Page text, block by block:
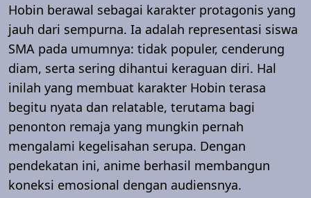
Hobin berawal sebagai karakter protagonis yang
jauh dari sempurna. Ia adalah representasi siswa
SMA pada umumnya: tidak populer, cenderung
diam, serta sering dihantui keraguan diri. Hal
inilah yang membuat karakter Hobin terasa
begitu nyata dan relatable, terutama bagi
penonton remaja yang mungkin pernah
mengalami kegelisahan serupa. Dengan
pendekatan ini, anime berhasil membangun
koneksi emosional dengan audiensnya.